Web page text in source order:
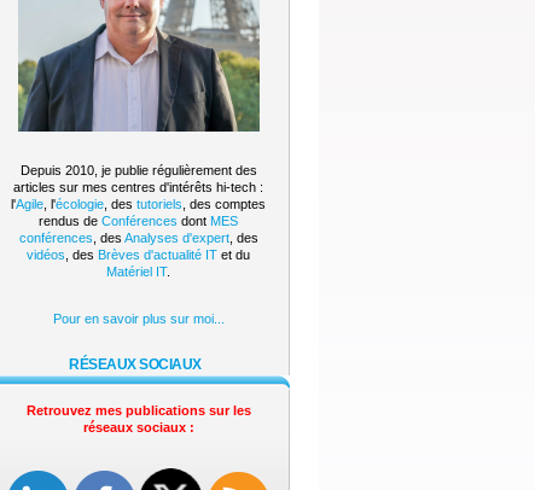
Depuis 2010, je publie régulièrement des
articles sur mes centres d'intérêts hi-tech :
l'Agile , l'écologie , des tutoriels , des comptes
rendus de Conférences dont MES
conférences , des Analyses d'expert, des
vidéos , des Brèves d'actualité IT et du
Matériel IT.
Pour en savoir plus sur moi...
RÉSEAUX SOCIAUX
Retrouvez mes publications sur les
réseaux sociaux :